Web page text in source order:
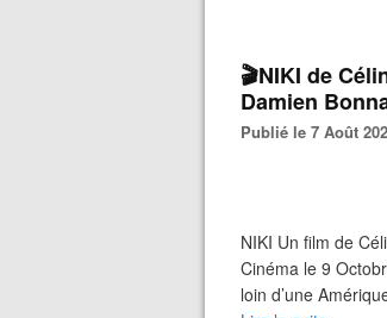
🎬NIKI de
Damien
Publié le 7 Août
NIKI Un film de
Cinéma le 9
loin d’une